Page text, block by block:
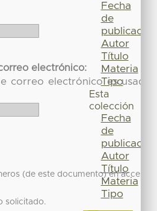
electrónico:
correo electrónico es usada
(de este documento) en acceso
solicitado.
Fecha
de
publicación
Autor
Título
Materia
Tipo
Esta
colección
Fecha
de
publicación
Autor
Título
Materia
Tipo